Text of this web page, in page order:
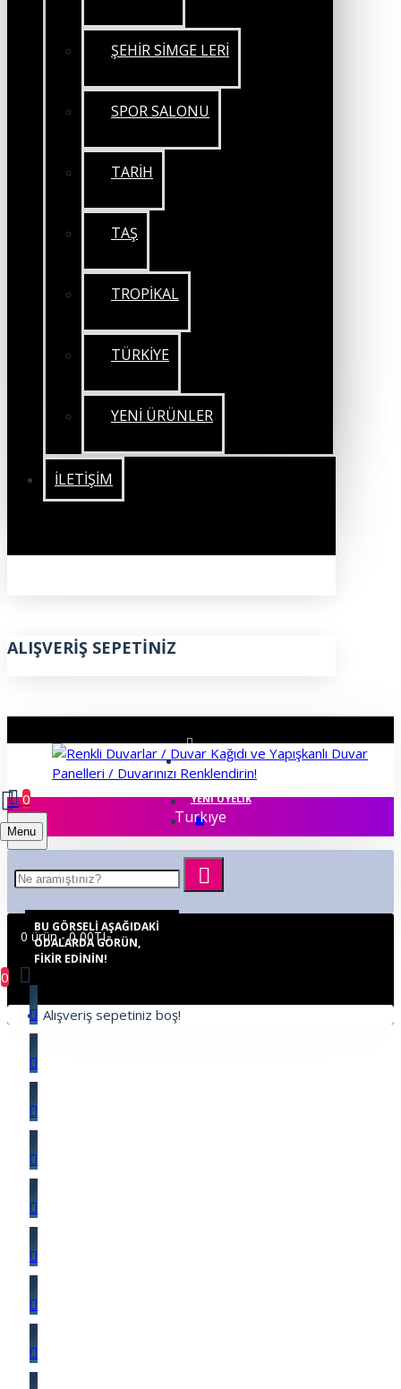
ŞEHİR SİMGE LERİ
SPOR SALONU
TARİH
TAŞ
TROPİKAL
TÜRKİYE
YENİ ÜRÜNLER
İLETIŞIM
ALIŞVERIŞ SEPETINIZ
ÜYE GIRIŞI
YENI ÜYELIK
Menu
0
0 ürün - 0,00TL
0
Alışveriş sepetiniz boş!
Turkıye
BU GÖRSELI AŞAĞIDAKI
ODALARDA GÖRÜN,
FIKIR EDININ!